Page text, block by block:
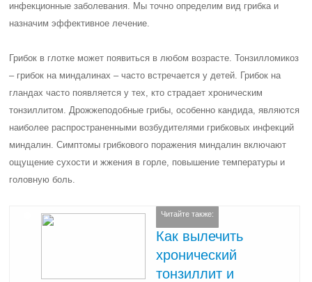
инфекционные заболевания. Мы точно определим вид грибка и
назначим эффективное лечение.
Грибок в глотке может появиться в любом возрасте. Тонзилломикоз
– грибок на миндалинах – часто встречается у детей. Грибок на
гландах часто появляется у тех, кто страдает хроническим
тонзиллитом. Дрожжеподобные грибы, особенно кандида, являются
наиболее распространенными возбудителями грибковых инфекций
миндалин. Симптомы грибкового поражения миндалин включают
ощущение сухости и жжения в горле, повышение температуры и
головную боль.
Читайте также:
Как вылечить
хронический
тонзиллит и